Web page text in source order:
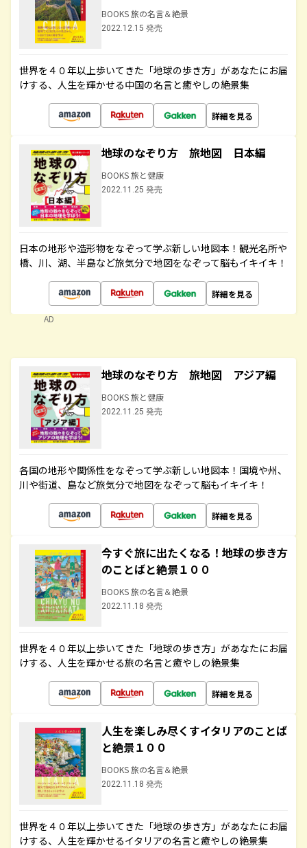
BOOKS 旅の名言＆絶景
2022.12.15 発売
世界を４０年以上歩いてきた「地球の歩き方」があなたにお届
けする、人生を輝かせる中国の名言と癒やしの絶景集
詳細を見る
地球のなぞり方 旅地図 日本編
BOOKS 旅と健康
2022.11.25 発売
日本の地形や造形物をなぞって学ぶ新しい地図本！観光名所や
橋、川、湖、半島など旅気分で地図をなぞって脳もイキイキ！
詳細を見る
AD
地球のなぞり方 旅地図 アジア編
BOOKS 旅と健康
2022.11.25 発売
各国の地形や関係性をなぞって学ぶ新しい地図本！国境や州、
川や街道、島など旅気分で地図をなぞって脳もイキイキ！
詳細を見る
今すぐ旅に出たくなる！地球の歩き方
のことばと絶景１００
BOOKS 旅の名言＆絶景
2022.11.18 発売
世界を４０年以上歩いてきた「地球の歩き方」があなたにお届
けする、人生を輝かせる旅の名言と癒やしの絶景集
詳細を見る
人生を楽しみ尽くすイタリアのことば
と絶景１００
BOOKS 旅の名言＆絶景
2022.11.18 発売
世界を４０年以上歩いてきた「地球の歩き方」があなたにお届
けする、人生を輝かせるイタリアの名言と癒やしの絶景集